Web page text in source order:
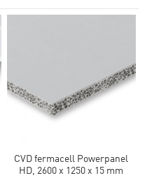
CVD fermacell Powerpanel
HD, 2600 x 1250 x 15 mm